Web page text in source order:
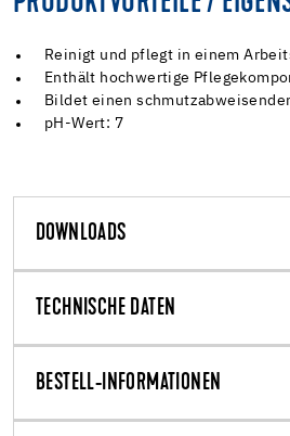
Reinigt und pflegt in einem
Enthält hochwertige
Bildet einen
pH-Wert: 7
DOWNLOADS
TECHNISCHE DATEN
BESTELL-INFORMATIONEN